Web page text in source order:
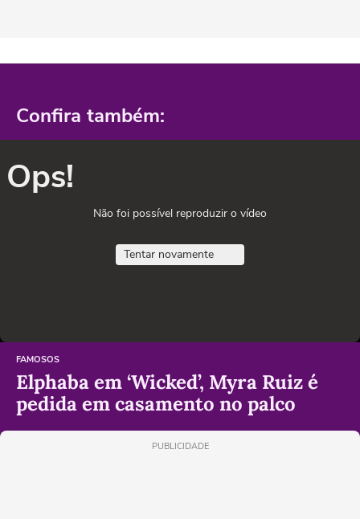
Confira também:
Ops!
Não foi possível reproduzir o vídeo
Tentar novamente
FAMOSOS
Elphaba em ‘Wicked’, Myra Ruiz é
pedida em casamento no palco
PUBLICIDADE